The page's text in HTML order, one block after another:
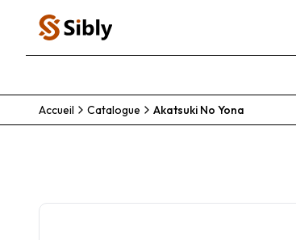
Accueil Catalogue Akatsuki No Yona